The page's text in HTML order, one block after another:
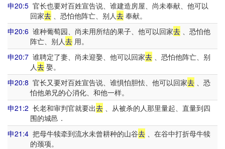
申20:5 官长也要对百姓宣告说、谁建造房屋、尚未奉献、他可以
回家去、恐怕他阵亡、别人去奉献。
申20:6 谁种葡萄园、尚未用所结的果子、他可以回家去 、恐怕他
阵亡、别人去用。
申20:7 谁聘定了妻、尚未迎娶、他可以回家去 、恐怕他阵亡、别
人去娶。
申20:8 官长又要对百姓宣告说、谁惧怕胆怯、他可以回家去 、恐
怕他弟兄的心消化、和他一样。
申21:2 长老和审判官就要出去 、从被杀的人那里量起、直量到四
围的城邑．
申21:4 把母牛犊牵到流水未曾耕种的山谷去 、在谷中打折母牛犊
的颈项。